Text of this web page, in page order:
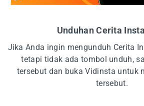
Unduhan Cerita
Jika Anda ingin mengunduh Cerita
tetapi tidak ada tombol unduh,
tersebut dan buka Vidinsta untuk
tersebut.